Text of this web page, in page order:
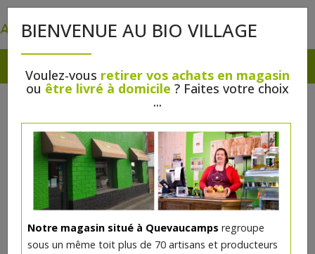
BIENVENUE AU BIO VILLAGE
Voulez-vous retirer vos achats en magasin
ou être livré à domicile ? Faites votre choix
...
Notre magasin situé à Quevaucamps regroupe
sous un même toit plus de 70 artisans et producteurs
Horaire d'été
Au Bio Village sera fermé du lundi 20 juillet
au dimanche 2 août.Puis du lundi 3 août au
dimanche 16 août l’horaire sera celui de
Lauriane :Mercredi : 14h-18hJeudi : 9h-12h30
et 14h-18hVendredi :…